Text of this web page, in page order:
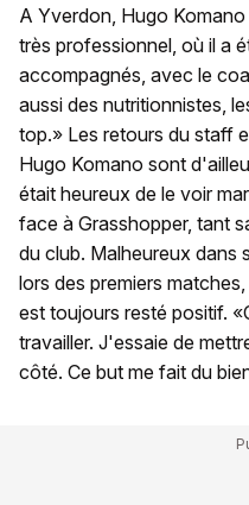
A Yverdon, Hugo
très professionnel, où il a
accompagnés, avec le
aussi des nutritionnistes,
top.» Les retours du staff
Hugo Komano sont
était heureux de le voir
face à Grasshopper, tant
du club. Malheureux
lors des premiers
est toujours resté positif.
travailler. J'essaie de
côté. Ce but me fait du